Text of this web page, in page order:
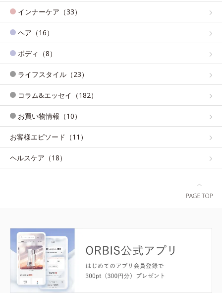
インナーケア（33）
ヘア（16）
ボディ（8）
ライフスタイル（23）
コラム&エッセイ（182）
お買い物情報（10）
お客様エピソード（11）
ヘルスケア（18）